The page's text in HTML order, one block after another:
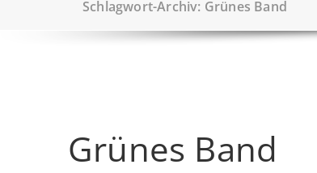
Schlagwort-Archiv: Grünes Band
Grünes Band